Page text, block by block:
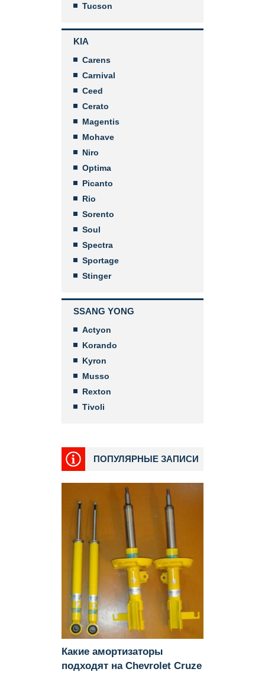
Tucson
KIA
Carens
Carnival
Ceed
Cerato
Magentis
Mohave
Niro
Optima
Picanto
Rio
Sorento
Soul
Spectra
Sportage
Stinger
SSANG YONG
Actyon
Korando
Kyron
Musso
Rexton
Tivoli
ПОПУЛЯРНЫЕ ЗАПИСИ
Какие амортизаторы
подходят на Chevrolet Cruze